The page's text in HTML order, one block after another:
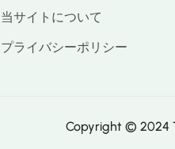
当サイトについて
プライバシーポリシー
Copyright © 2024